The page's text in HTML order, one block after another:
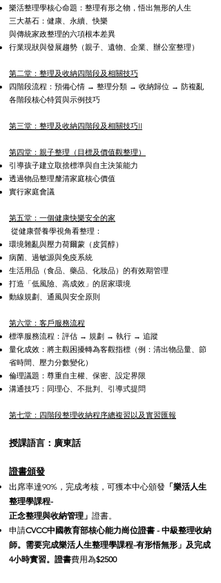
樂活整理學核心命題：整理有形之物，悟出無形的人生
三大基石：健康、永續、快樂
與傳統家政整理的六項根本差異
行業現狀與發展趨勢（親子、遺物、企業、辦公室整理）
第二堂：整理及收納四階段及相關技巧
四階段流程：預備心情 → 整理分類 → 收納歸位 → 防複亂
各階段核心特質與示例技巧
第三堂：整理及收納四階段及相關技巧II
第四堂：親子整理（目標及價值觀整理）
引導孩子建立取捨標準與自主決策能力
透過物品整理釐清家庭核心價值
實行家庭會議
第五堂：一個健康快樂安全的家
從健康營養學視角看整理：
環境雜亂與壓力荷爾蒙（皮質醇）
病菌、過敏源與免疫系統
生活用品（食品、藥品、化妝品）的有效期管理
打造「低風險、高成效」的居家環境
動線規劃、通風與安全原則
第六堂：客戶服務流程
標準服務流程：評估 → 規劃 → 執行 → 追蹤
量化成效：將主觀困擾轉為客觀指標（例：清出物品量、節
省時間、壓力分數變化）
倫理議題：尊重自主權、保密、設定界限
溝通技巧：同理心、不批判、引導式提問
第七堂：四階段整理收納程序總複習以及實習匯報
授課語言：廣東話
證書頒發
出席率達90%，完成考核，可獲本中心頒發 「樂活人生
整理學課程-
正念整理與收納管理」 證書。
申請CVCC中國教育部核心能力崗位證書 - 中級整理收納
師。需要完成樂活人生整理學課程-有形悟無形」及完成
4小時實習。證書費用為$2500